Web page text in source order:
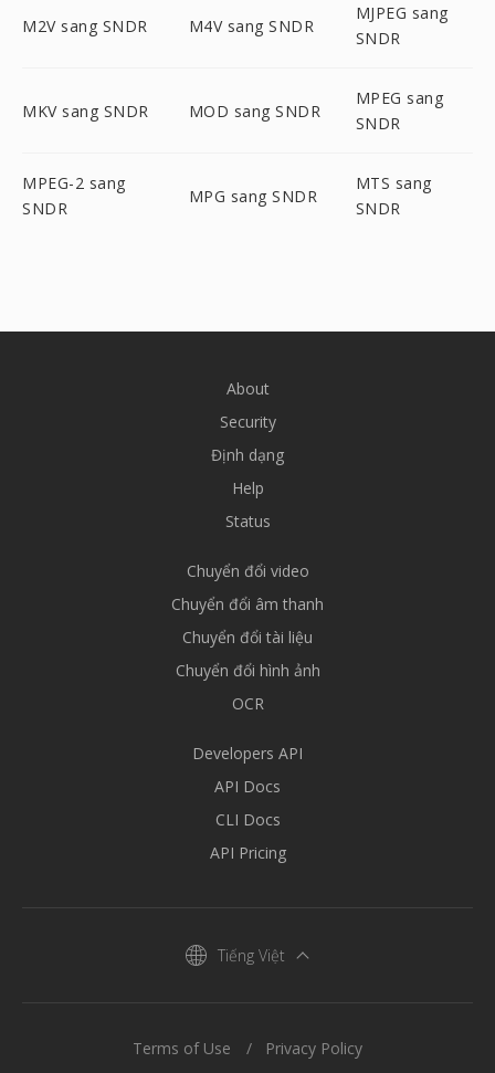
M2V sang SNDR M4V sang SNDR
MJPEG sang
SNDR
MKV sang SNDR MOD sang SNDR
MPEG sang
SNDR
MPEG-2 sang
SNDR
MPG sang SNDR
MTS sang
SNDR
About
Security
Định dạng
Help
Status
Chuyển đổi video
Chuyển đổi âm thanh
Chuyển đổi tài liệu
Chuyển đổi hình ảnh
OCR
Developers API
API Docs
CLI Docs
API Pricing
Tiếng Việt
Terms of Use Privacy Policy